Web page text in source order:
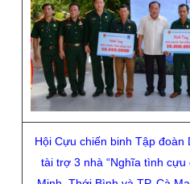
Hội Cựu chiến binh Tập đoàn
tài trợ 3 nhà “Nghĩa tình cựu